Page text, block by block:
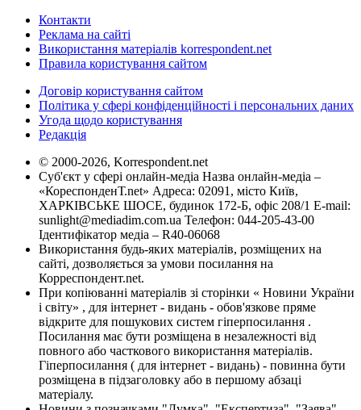
Контакти
Реклама на сайті
Використання матеріалів korrespondent.net
Правила користування сайтом
Договір користування сайтом
Політика у сфері конфіденційності і персональних даних
Угода щодо користування
Редакція
© 2000-2026, Korrespondent.net
Суб'єкт у сфері онлайн-медіа Назва онлайн-медіа –
«КореспонденТ.net» Адреса: 02091, місто Київ,
ХАРКІВСЬКЕ ШОСЕ, будинок 172-Б, офіс 208/1 E-mail:
sunlight@mediadim.com.ua Телефон: 044-205-43-00
Ідентифікатор медіа – R40-06068
Використання будь-яких матеріалів, розміщених на
сайті, дозволяється за умови посилання на
Корреспондент.net.
При копіюванні матеріалів зі сторінки « Новини України
і світу» , для інтернет - видань - обов'язкове пряме
відкрите для пошукових систем гіперпосилання .
Посилання має бути розміщена в незалежності від
повного або часткового використання матеріалів.
Гіперпосилання ( для інтернет - видань) - повинна бути
розміщена в підзаголовку або в першому абзаці
матеріалу.